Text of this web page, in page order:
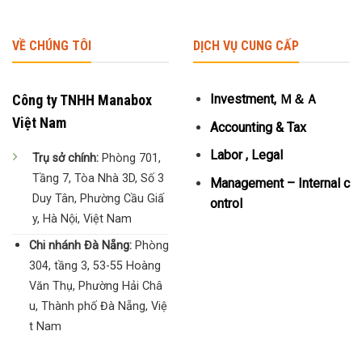
VỀ CHÚNG TÔI
Công ty TNHH Manabox
Việt Nam
Trụ sở chính: Phòng 701,
Tầng 7, Tòa Nhà 3D, Số 3
Duy Tân, Phường Cầu Giấ
y, Hà Nội, Việt Nam
Chi nhánh Đà Nẵng:Phòng
304, tầng 3, 53-55 Hoàng
Văn Thụ, Phường Hải Châ
u, Thành phố Đà Nẵng, Việ
t Nam
DỊCH VỤ CUNG CẤP
Investment, Ｍ＆Ａ
Accounting & Tax
Labor , Legal
Management – Internal c
ontrol